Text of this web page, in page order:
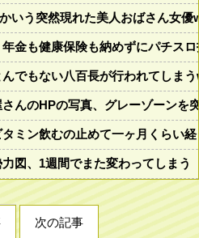
いう突然現れた美人おばさん女優
金も健康保険も納めずにパチス
んでもない八百長が行われてし
さんのHPの写真、グレーゾーンを
タミン飲むの止めて一ヶ月くらい
力図、1週間でまた変わってしまう
次の記事